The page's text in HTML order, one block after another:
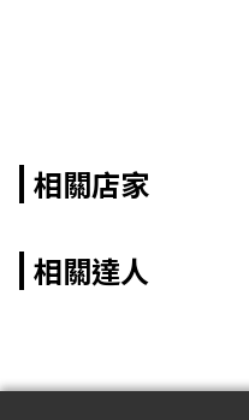
相關店家
相關達人